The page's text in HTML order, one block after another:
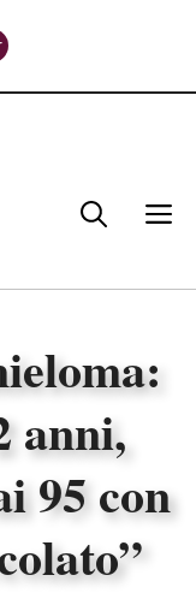
anni,
95 con